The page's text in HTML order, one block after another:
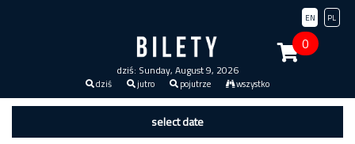
PL
EN
0
dziś: Sunday, August 9, 2026
dziś jutro pojutrze wszystko
select date